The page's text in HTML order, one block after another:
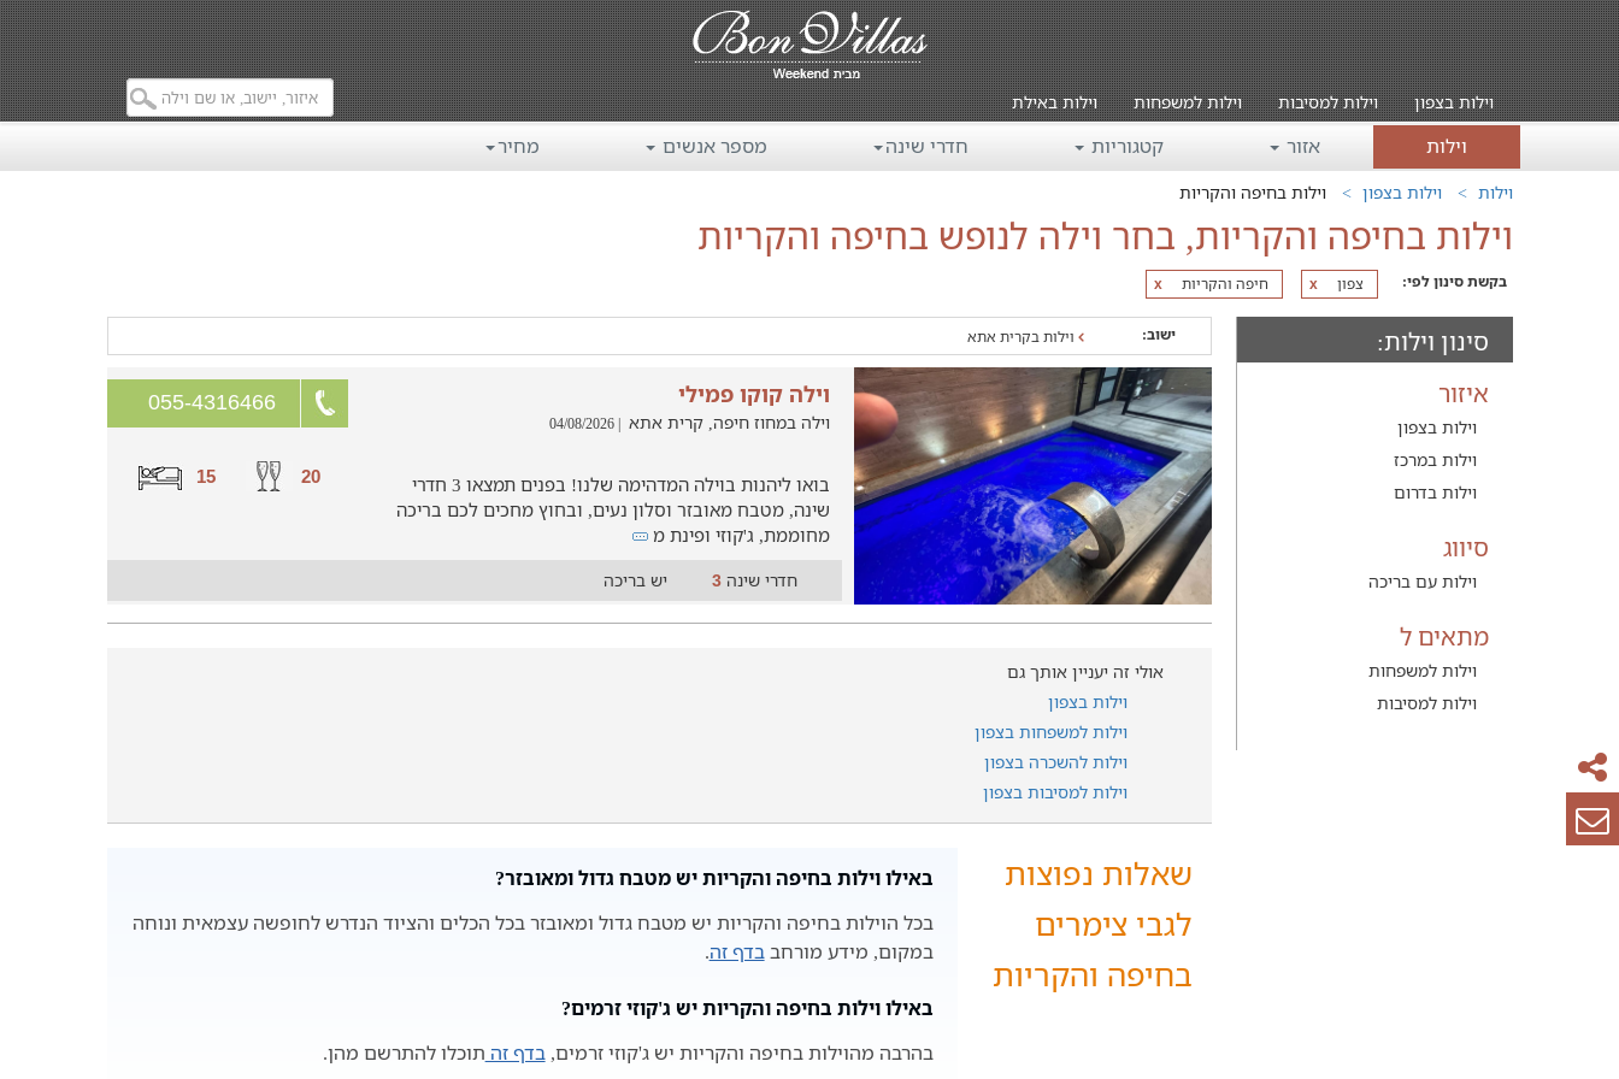
וילות בצפון וילות למסיבות וילות למשפחות וילות באילת
וילות אזור קטגוריות חדרי שינה מספר אנשים מחיר
וילות וילות בצפון וילות בחיפה והקריות
וילות בחיפה והקריות, בחר וילה לנופש בחיפה והקריות
בקשת סינון לפי: x צפון x חיפה והקריות
סינון וילות:
איזור
וילות בצפון
וילות במרכז
וילות בדרום
סיווג
וילות עם בריכה
מתאים ל
וילות למשפחות
וילות למסיבות
ישוב: וילות בקרית אתא
055-4316466
20
15
וילה קוקו פמילי
וילה במחוז חיפה, קרית אתא | 04/08/2026
בואו ליהנות בוילה המדהימה שלנו! בפנים תמצאו 3 חדרי
שינה, מטבח מאובזר וסלון נעים, ובחוץ מחכים לכם בריכה
מחוממת, ג'קוזי ופינת מ
חדרי שינה3 יש בריכה
אולי זה יעניין אותך גם
וילות בצפון
וילות למשפחות בצפון
וילות להשכרה בצפון
וילות למסיבות בצפון
שאלות נפוצות
לגבי צימרים
בחיפה והקריות
באילו וילות בחיפה והקריות יש מטבח גדול ומאובזר?
בכל הוילות בחיפה והקריות יש מטבח גדול ומאובזר בכל הכלים והציוד הנדרש לחופשה עצמאית ונוחה
במקום, מידע מורחבבדף זה.
באילו וילות בחיפה והקריות יש ג'קוזי זרמים?
בהרבה מהוילות בחיפה והקריות יש ג'קוזי זרמים,בדף זה תוכלו להתרשם מהן.